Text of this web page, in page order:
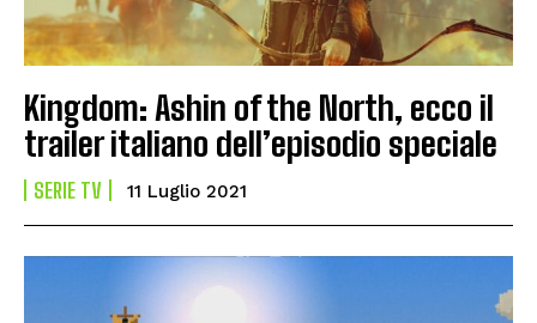
Kingdom: Ashin of the North, ecco il
trailer italiano dell’episodio speciale
SERIE TV 11 Luglio 2021